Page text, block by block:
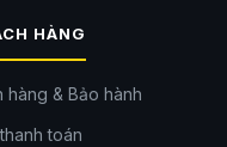
HÀNG
hàng & Bảo hành
toán